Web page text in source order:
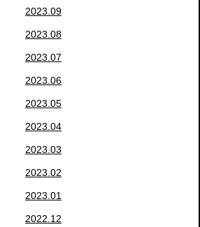
2023.09
2023.08
2023.07
2023.06
2023.05
2023.04
2023.03
2023.02
2023.01
2022.12